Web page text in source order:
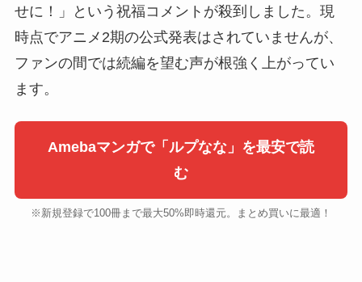
せに！」という祝福コメントが殺到しました。現
時点でアニメ2期の公式発表はされていませんが、
ファンの間では続編を望む声が根強く上がってい
ます。
Amebaマンガで「ルプなな」を最安で読
む
※新規登録で100冊まで最大50%即時還元。まとめ買いに最適！